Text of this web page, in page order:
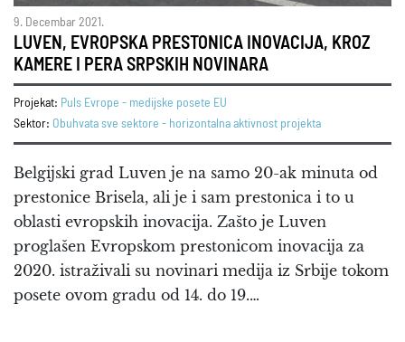
9. Decembar 2021.
LUVEN, EVROPSKA PRESTONICA INOVACIJA, KROZ
KAMERE I PERA SRPSKIH NOVINARA
Projekat: Puls Evrope - medijske posete EU
Sektor: Obuhvata sve sektore - horizontalna aktivnost projekta
Belgijski grad Luven je na samo 20-ak minuta od
prestonice Brisela, ali je i sam prestonica i to u
oblasti evropskih inovacija. Zašto je Luven
proglašen Evropskom prestonicom inovacija za
2020. istraživali su novinari medija iz Srbije tokom
posete ovom gradu od 14. do 19.…